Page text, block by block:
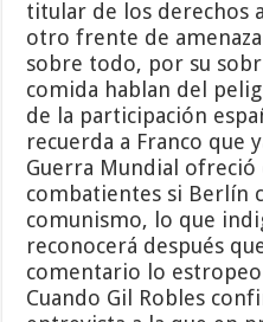
titular de los derechos
otro frente de
sobre todo, por su
comida hablan del
de la participación
recuerda a Franco que
Guerra Mundial
combatientes si Berlín
comunismo, lo que
reconocerá después
comentario lo
Cuando Gil Robles